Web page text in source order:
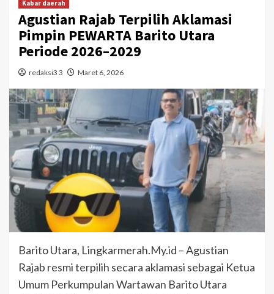
Kabar daerah
Agustian Rajab Terpilih Aklamasi
Pimpin PEWARTA Barito Utara
Periode 2026–2029
redaksi3 3 Maret 6, 2026
Barito Utara, Lingkarmerah.My.id – Agustian
Rajab resmi terpilih secara aklamasi sebagai Ketua
Umum Perkumpulan Wartawan Barito Utara